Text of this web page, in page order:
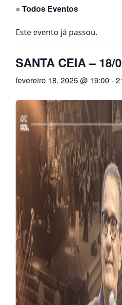
« Todos Eventos
Este evento já passou.
SANTA CEIA – 18/
fevereiro 18, 2025 @ 19:00 -